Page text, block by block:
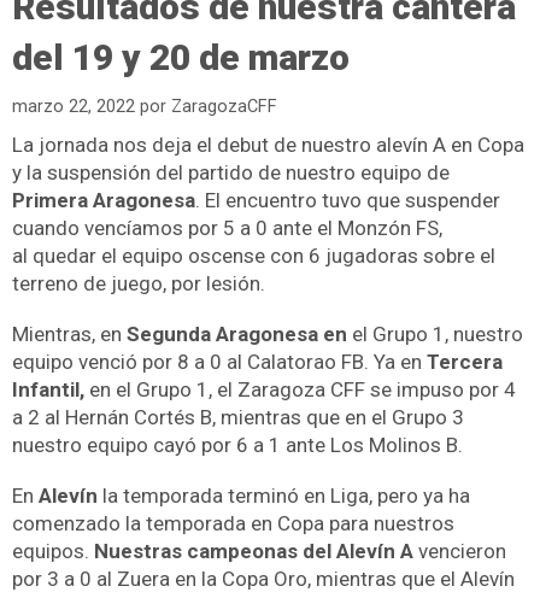
del 19 y 20 de marzo
marzo 22, 2022 por ZaragozaCFF
La jornada nos deja el debut de nuestro alevín A en Copa
y la suspensión del partido de nuestro equipo de
Primera Aragonesa. El encuentro tuvo que suspender
cuando vencíamos por 5 a 0 ante el Monzón FS,
al quedar el equipo oscense con 6 jugadoras sobre el
terreno de juego, por lesión.
Mientras, en Segunda Aragonesa en el Grupo 1, nuestro
equipo venció por 8 a 0 al Calatorao FB. Ya en Tercera
Infantil, en el Grupo 1, el Zaragoza CFF se impuso por 4
a 2 al Hernán Cortés B, mientras que en el Grupo 3
nuestro equipo cayó por 6 a 1 ante Los Molinos B.
En Alevín la temporada terminó en Liga, pero ya ha
comenzado la temporada en Copa para nuestros
equipos. Nuestras campeonas del Alevín A vencieron
por 3 a 0 al Zuera en la Copa Oro, mientras que el Alevín